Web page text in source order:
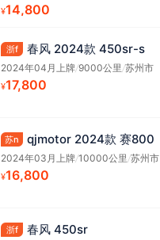
¥14,800
浙f 春风 2024款 450sr-s
2024年04月上牌/9000公里/苏州市
¥17,800
苏n qjmotor 2024款 赛800
2024年03月上牌/10000公里/苏州市
¥16,800
浙f 春风 450sr